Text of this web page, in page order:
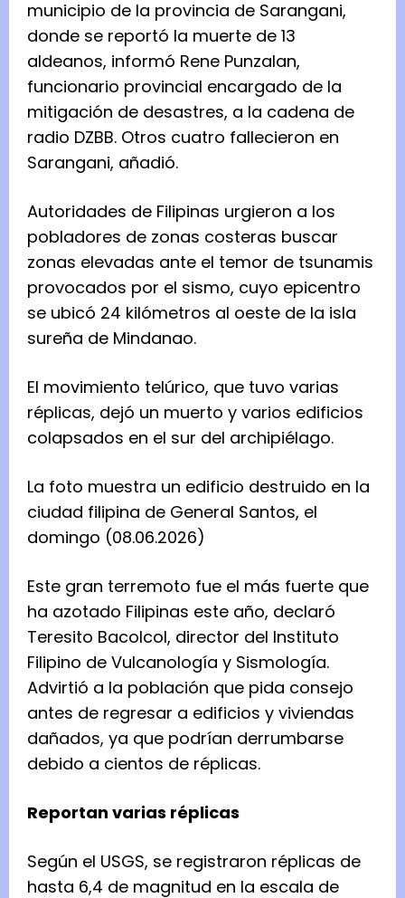
municipio de la provincia de Sarangani,
donde se reportó la muerte de 13
aldeanos, informó Rene Punzalan,
funcionario provincial encargado de la
mitigación de desastres, a la cadena de
radio DZBB. Otros cuatro fallecieron en
Sarangani, añadió.
Autoridades de Filipinas urgieron a los
pobladores de zonas costeras buscar
zonas elevadas ante el temor de tsunamis
provocados por el sismo, cuyo epicentro
se ubicó 24 kilómetros al oeste de la isla
sureña de Mindanao.
El movimiento telúrico, que tuvo varias
réplicas, dejó un muerto y varios edificios
colapsados en el sur del archipiélago.
La foto muestra un edificio destruido en la
ciudad filipina de General Santos, el
domingo (08.06.2026)
Este gran terremoto fue el más fuerte que
ha azotado Filipinas este año, declaró
Teresito Bacolcol, director del Instituto
Filipino de Vulcanología y Sismología.
Advirtió a la población que pida consejo
antes de regresar a edificios y viviendas
dañados, ya que podrían derrumbarse
debido a cientos de réplicas.
Reportan varias réplicas
Según el USGS, se registraron réplicas de
hasta 6,4 de magnitud en la escala de